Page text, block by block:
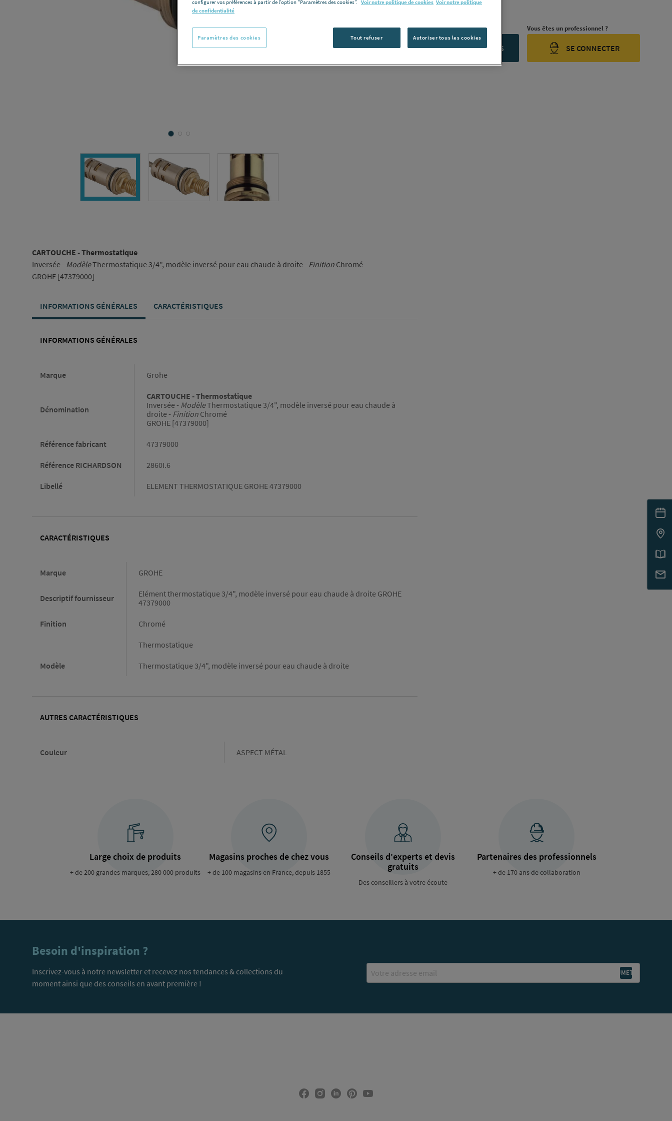
Voir la description complète
Vous avez un projet ?
CONTACTEZ-NOUS
Vous êtes un professionnel ?
SE CONNECTER
CARTOUCHE - Thermostatique
Inversée - ModèleThermostatique 3/4", modèle inversé pour eau chaude à droite - Finition Chromé
GROHE [47379000]
INFORMATIONS GÉNÉRALES CARACTÉRISTIQUES
INFORMATIONS GÉNÉRALES
Marque Grohe
Dénomination
CARTOUCHE - Thermostatique
Inversée - ModèleThermostatique 3/4", modèle inversé pour eau chaude à
droite - Finition Chromé
GROHE [47379000]
Référence fabricant 47379000
Référence RICHARDSON 2860I.6
Libellé ELEMENT THERMOSTATIQUE GROHE 47379000
CARACTÉRISTIQUES
Marque GROHE
Descriptif fournisseur
Elément thermostatique 3/4", modèle inversé pour eau chaude à droite GROHE
47379000
Finition Chromé
Thermostatique
Modèle Thermostatique 3/4", modèle inversé pour eau chaude à droite
AUTRES CARACTÉRISTIQUES
Couleur Couleur
ASPECT MÉTAL
Large choix de produits
+ de 200 grandes marques, 280 000 produits
Magasins proches de chez vous
+ de 100 magasins en France, depuis 1855
Conseils d'experts et devis
gratuits
Des conseillers à votre écoute
Partenaires des professionnels
+ de 170 ans de collaboration
Besoin d'inspiration ?
Inscrivez-vous à notre newsletter et recevez nos tendances & collections du
moment ainsi que des conseils en avant première !
configurer vos préférences à partir de l’option "Paramètres des cookies”. Voir notre politique de cookies Voir notre politique
de confidentialité
Tout refuser Autoriser tous les cookies
Paramètres des cookies